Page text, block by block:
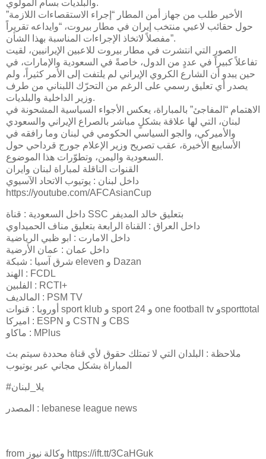
والبلديات بسام المولوي.
الأخير طلب من جهاز أمن المطار “إجراء الاستقصاءات اللازمة”
حول حقائب لاعبي منتخب إيران في مطار بيروت، “وايداعه تقريراً
مفصلاً لاتخاذ الإجراءات المناسبة بهذا الشأن”.
الصور التي انتشرت في مطار بيروت للاعبين الإيرانيين، لقيت
تفاعلاً كبيراً في عددٍ من الدول، خاصةً في السعودية والإمارات، في
حين يبدو أن الشارع الكروي الإيراني لم يلتفت إلى الأمر كثيراً، ولم
يصدر أي تعليق رسمي على الرغم من التحرّك اللبناني من طرف
وزير الداخلية والبلديات.
الاهتمام “المفاجئ” بالمباراة، يعكس الأجواء السياسية المشحونة في
لبنان، التي لها علاقة بشكلٍ مباشر بالصراع الإيراني والسعودي
والأميركي، والجو السياسي الحكومي في لبنان وما رافقه في
الأسابيع الأخيرة، عقب تصريح وزير الإعلام جورج قرداحي حول
السعودية واليمن، وتطوّرات هذا الموضوع.
القنوات الناقلة لمباراة لبنان وايران
داخل لبنان : يوتيوب الاتحاد الآسيوي
https://youtube.com/AFCAsianCup
داخل السعودية : قناة SSC بتعليق خالد المديفر
داخل العراق : القناة الرابعة بتعليق مناف الحميداوي
داخل الامارت : ابو ظبي الرياضية
داخل عمان : عمان الأرضية
شرق آسيا : شبكة eleven و Dazan
الهند : FCDL
الفلبين : RCTI+
المالديف : PSM TV
أوروبا : قنوات sport klub و sport 24 و one football tv وsporttotal
اميركا : ESPN و CSTN و CBS
ماكاو : MPlus
ملاحظة : البلدان التي لا تمتلك حقوق لأي قناة محددة سيتم بث
المباراة بشكل مجاني عبر يوتيوب
#يلا_لبنان
المصدر : lebanese league news
from وكالة نيوز https://ift.tt/3CaHGuk